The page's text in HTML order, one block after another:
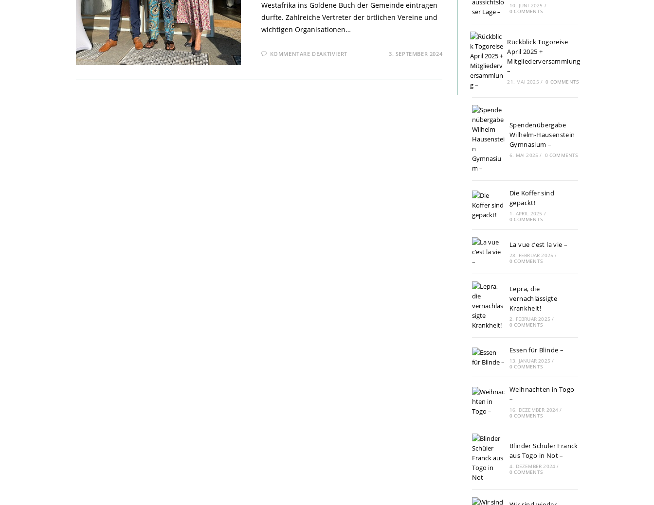
Westafrika ins Goldene Buch der Gemeinde eintragen
durfte. Zahlreiche Vertreter der örtlichen Vereine und
wichtigen Organisationen…
KOMMENTARE DEAKTIVIERTFÜR
RATHAUS
3. SEPTEMBER 2024
10. JUNI 2025 /
0 COMMENTS
Rückblick Togoreise
April 2025 +
Mitgliederversammlung
–
21. MAI 2025 / 0 COMMENTS
Spendenübergabe
Wilhelm-Hausenstein
Gymnasium –
6. MAI 2025 / 0 COMMENTS
Die Koffer sind
gepackt!
1. APRIL 2025 /
0 COMMENTS
La vue c’est la vie –
28. FEBRUAR 2025 /
0 COMMENTS
Lepra, die
vernachlässigte
Krankheit!
2. FEBRUAR 2025 /
0 COMMENTS
Essen für Blinde –
13. JANUAR 2025 /
0 COMMENTS
Weihnachten in Togo
–
16. DEZEMBER 2024 /
0 COMMENTS
Blinder Schüler Franck
aus Togo in Not –
4. DEZEMBER 2024 /
0 COMMENTS